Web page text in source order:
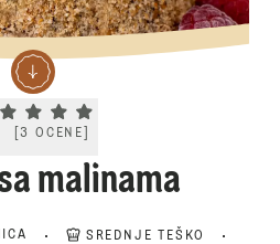
Current rating 5.0. Click to rate.
[3 OCENE
malinama
SREDNJE TEŠKO